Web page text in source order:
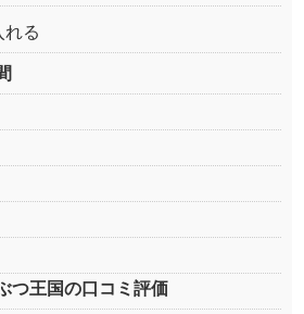
れる
つ王国の口コミ評価